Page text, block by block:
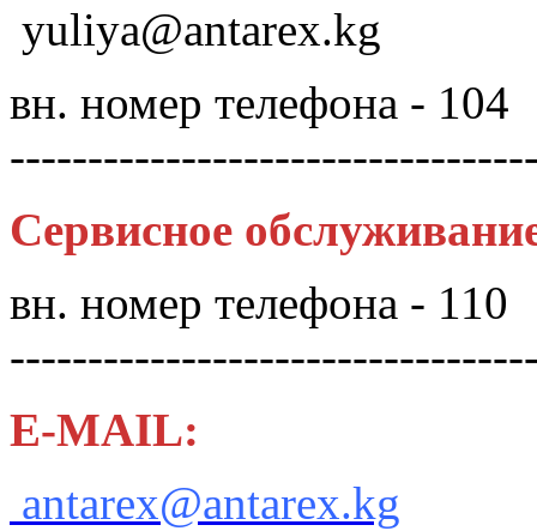
yuliya@antarex.kg
вн. номер телефона - 104
Сервисное
вн. номер телефона - 110
E-MAIL:
antarex@antarex.kg